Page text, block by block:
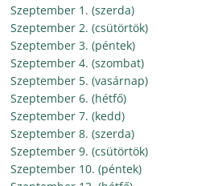
Szeptember 1. (szerda)
Szeptember 2. (csütörtök)
Szeptember 3. (péntek)
Szeptember 4. (szombat)
Szeptember 5. (vasárnap)
Szeptember 6. (hétfő)
Szeptember 7. (kedd)
Szeptember 8. (szerda)
Szeptember 9. (csütörtök)
Szeptember 10. (péntek)